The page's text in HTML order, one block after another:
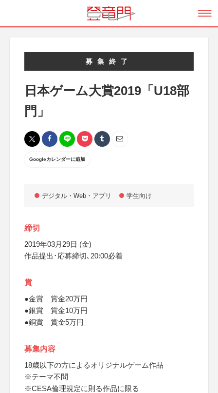
募集終了
日本ゲーム大賞2019「U18部
門」
Googleカレンダーに追加
デジタル・Web・アプリ 学生向け
締切
2019年03月29日 (金)
作品提出･応募締切､20:00必着
賞
●金賞 賞金20万円
●銀賞 賞金10万円
●銅賞 賞金5万円
募集内容
18歳以下の方によるオリジナルゲーム作品
※テーマ不問
※CESA倫理規定に則る作品に限る